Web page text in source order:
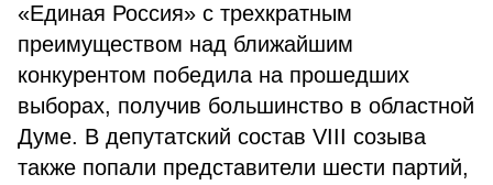
«Единая Россия» с трехкратным
преимуществом над ближайшим
конкурентом победила на прошедших
выборах, получив большинство в областной
Думе. В депутатский состав VIII созыва
также попали представители шести партий,